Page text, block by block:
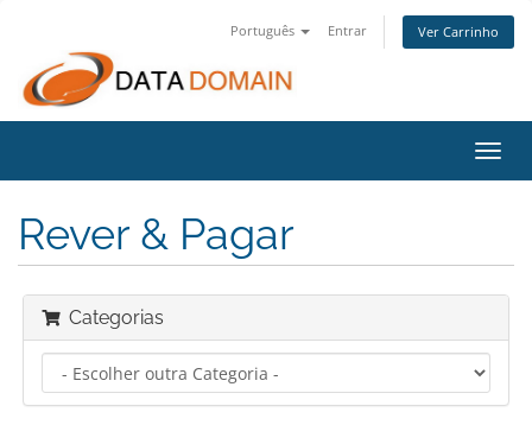
Português Entrar Ver Carrinho
Rever & Pagar
Categorias